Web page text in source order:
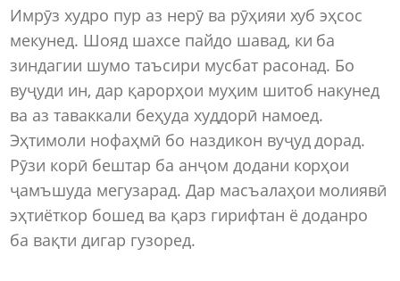
Имрӯз худро пур аз нерӯ ва рӯҳияи хуб эҳсос
мекунед. Шояд шахсе пайдо шавад, ки ба
зиндагии шумо таъсири мусбат расонад. Бо
вуҷуди ин, дар қарорҳои муҳим шитоб накунед
ва аз таваккали беҳуда худдорӣ намоед.
Эҳтимоли нофаҳмӣ бо наздикон вуҷуд дорад.
Рӯзи корӣ бештар ба анҷом додани корҳои
ҷамъшуда мегузарад. Дар масъалаҳои молиявӣ
эҳтиёткор бошед ва қарз гирифтан ё доданро
ба вақти дигар гузоред.